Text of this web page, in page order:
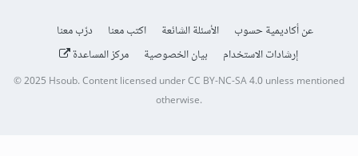
عن أكاديمية حسوب الأسئلة الشائعة اكتب معنا
درّب معنا
إرشادات الاستخدام
بيان الخصوصية مركز المساعدة
© 2025Hsoub.Content licensed underCC BY-NC-SA 4.0unless mentioned
otherwise.